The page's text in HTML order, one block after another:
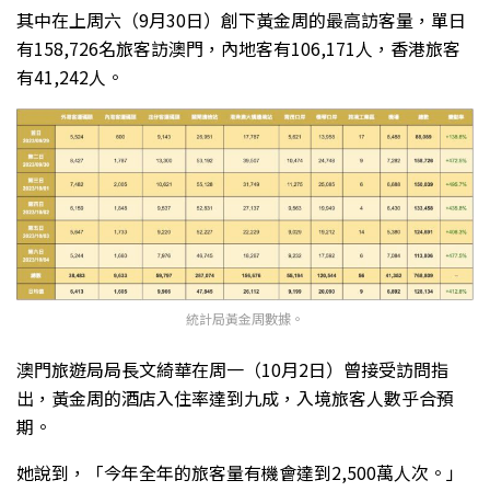
其中在上周六（9月30日）創下黃金周的最高訪客量，單日
有158,726名旅客訪澳門，內地客有106,171人，香港旅客
有41,242人。
統計局黃金周數據。
澳門旅遊局局長文綺華在周一（10月2日）曾接受訪問指
出，黃金周的酒店入住率達到九成，入境旅客人數乎合預
期。
她說到，「今年全年的旅客量有機會達到2,500萬人次。」